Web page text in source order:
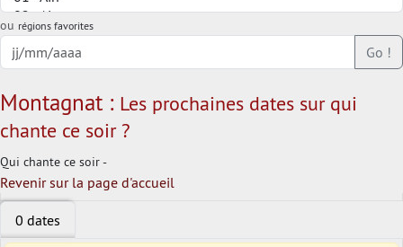
ou régions favorites
Go !
Montagnat : Les prochaines dates sur qui
chante ce soir ?
Qui chante ce soir -
Revenir sur la page d'accueil
0 dates